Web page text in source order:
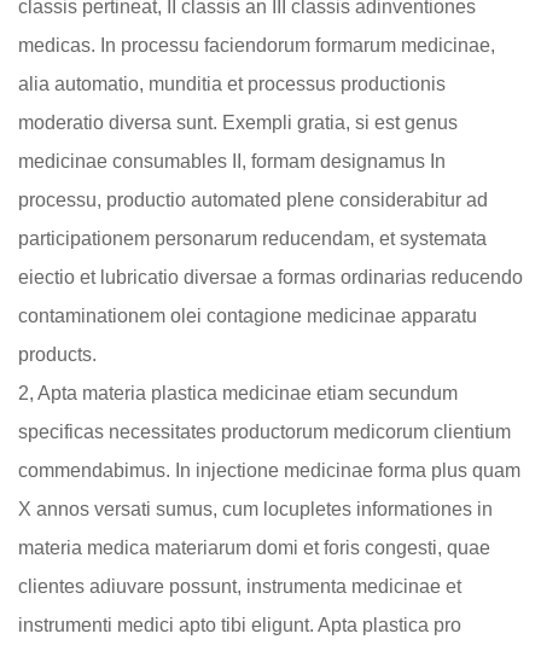
classis pertineat, II classis an III classis adinventiones
medicas. In processu faciendorum formarum medicinae,
alia automatio, munditia et processus productionis
moderatio diversa sunt. Exempli gratia, si est genus
medicinae consumables II, formam designamus In
processu, productio automated plene considerabitur ad
participationem personarum reducendam, et systemata
eiectio et lubricatio diversae a formas ordinarias reducendo
contaminationem olei contagione medicinae apparatu
products.
2, Apta materia plastica medicinae etiam secundum
specificas necessitates productorum medicorum clientium
commendabimus. In injectione medicinae forma plus quam
X annos versati sumus, cum locupletes informationes in
materia medica materiarum domi et foris congesti, quae
clientes adiuvare possunt, instrumenta medicinae et
instrumenti medici apto tibi eligunt. Apta plastica pro